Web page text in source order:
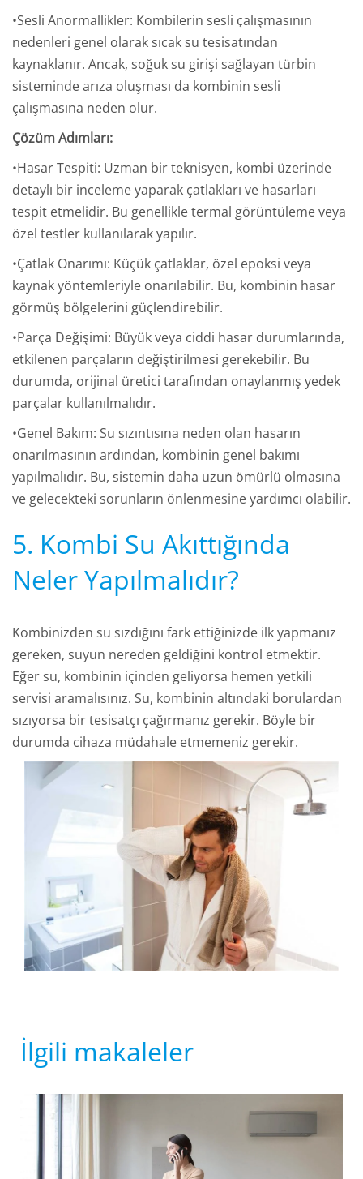
•Sesli Anormallikler: Kombilerin sesli çalışmasının
nedenleri genel olarak sıcak su tesisatından
kaynaklanır. Ancak, soğuk su girişi sağlayan türbin
sisteminde arıza oluşması da kombinin sesli
çalışmasına neden olur.
Çözüm Adımları:
•Hasar Tespiti: Uzman bir teknisyen, kombi üzerinde
detaylı bir inceleme yaparak çatlakları ve hasarları
tespit etmelidir. Bu genellikle termal görüntüleme veya
özel testler kullanılarak yapılır.
•Çatlak Onarımı: Küçük çatlaklar, özel epoksi veya
kaynak yöntemleriyle onarılabilir. Bu, kombinin hasar
görmüş bölgelerini güçlendirebilir.
•Parça Değişimi: Büyük veya ciddi hasar durumlarında,
etkilenen parçaların değiştirilmesi gerekebilir. Bu
durumda, orijinal üretici tarafından onaylanmış yedek
parçalar kullanılmalıdır.
•Genel Bakım: Su sızıntısına neden olan hasarın
onarılmasının ardından, kombinin genel bakımı
yapılmalıdır. Bu, sistemin daha uzun ömürlü olmasına
ve gelecekteki sorunların önlenmesine yardımcı olabilir.
5. Kombi Su Akıttığında
Neler Yapılmalıdır?
Kombinizden su sızdığını fark ettiğinizde ilk yapmanız
gereken, suyun nereden geldiğini kontrol etmektir.
Eğer su, kombinin içinden geliyorsa hemen yetkili
servisi aramalısınız. Su, kombinin altındaki borulardan
sızıyorsa bir tesisatçı çağırmanız gerekir. Böyle bir
durumda cihaza müdahale etmemeniz gerekir.
İlgili makaleler